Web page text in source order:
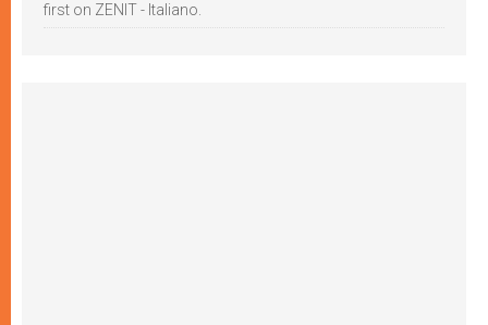
first on ZENIT - Italiano.